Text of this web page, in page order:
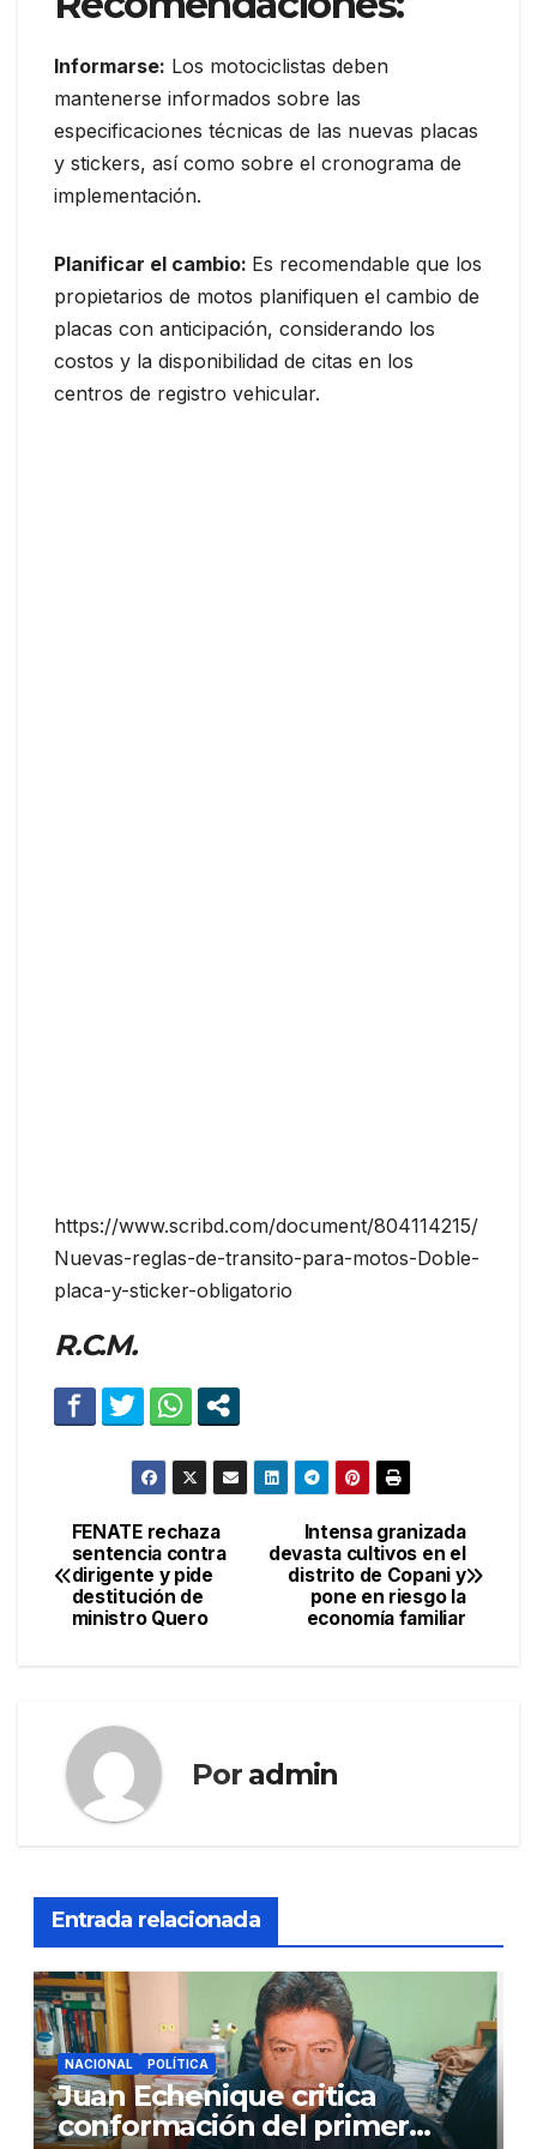
Informarse: Los motociclistas deben
mantenerse informados sobre las
especificaciones técnicas de las nuevas placas
y stickers, así como sobre el cronograma de
implementación.
Planificar el cambio: Es recomendable que los
propietarios de motos planifiquen el cambio de
placas con anticipación, considerando los
costos y la disponibilidad de citas en los
centros de registro vehicular.
https://www.scribd.com/document/804114215/
Nuevas-reglas-de-transito-para-motos-Doble-
placa-y-sticker-obligatorio
R.C.M.
Navegación
de
Intensa granizada
devasta cultivos en el
distrito de Copani y
pone en riesgo la
economía familiar
FENATE rechaza
sentencia contra
dirigente y pide
destitución de
ministro Quero
Por admin
Entrada relacionada
NACIONAL POLÍTICA
Juan Echenique critica
conformación del primer